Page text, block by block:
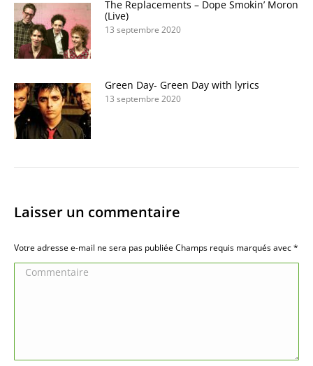
The Replacements – Dope Smokin’ Moron
(Live)
13 septembre 2020
Green Day- Green Day with lyrics
13 septembre 2020
Laisser un commentaire
Votre adresse e-mail ne sera pas publiée Champs requis marqués avec*
Commentaire